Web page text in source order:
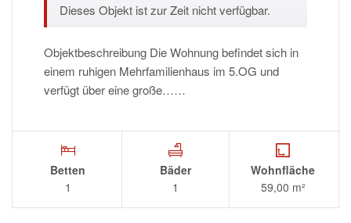
Dieses Objekt ist zur Zeit nicht verfügbar.
Objektbeschreibung Die Wohnung befindet sich in
einem ruhigen Mehrfamilienhaus im 5.OG und
verfügt über eine große……
Betten
1
Bäder
1
Wohnfläche
59,00 m²